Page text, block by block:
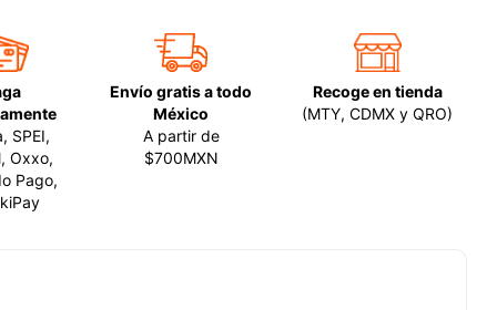
SPEI,
Oxxo,
Pago,
Envío gratis a todo
México
A partir de
$700MXN
Recoge en tienda
(MTY, CDMX y QRO)